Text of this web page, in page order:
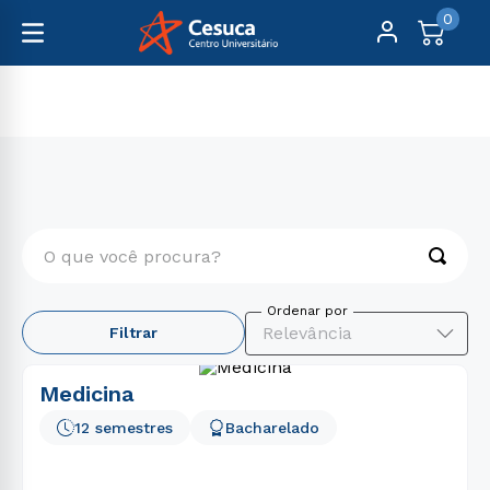
0
Filtrar Relevância
Medicina
12 semestres Bacharelado
TERMOS MAIS BUSCADOS
psicologia
2º
medicina